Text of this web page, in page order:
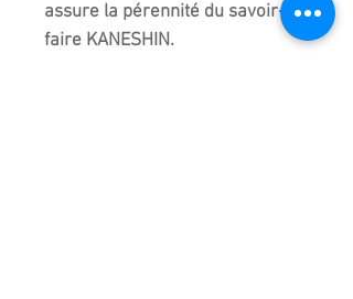
assure la pérennité du savoir-
faire KANESHIN.